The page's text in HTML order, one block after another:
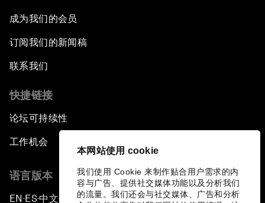
本网站使用 cookie
我们使用 Cookie 来制作贴合用户需求的内
容与广告、提供社交媒体功能以及分析我们
的流量。我们还会与社交媒体、广告和分析
成为我们的会员
订阅我们的新闻稿
联系我们
快捷链接
论坛可持续性
工作机会
语言版本
EN ▪ES▪中文▪ 日本語